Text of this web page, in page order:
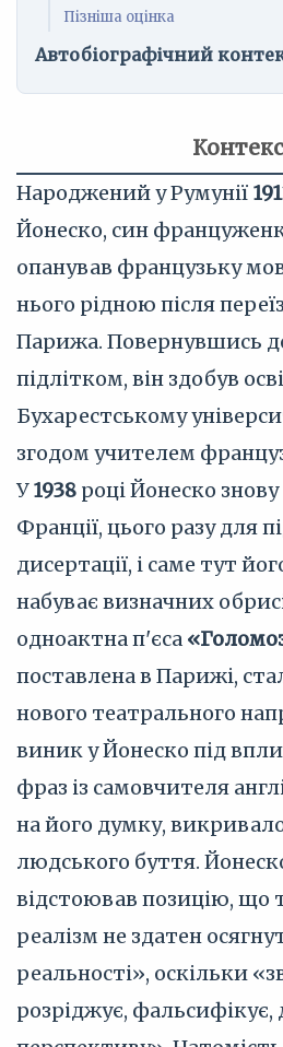
Пізніша оцінка
Автобіографічний
Народжений у Румунії
Йонеско, син
опанував французьку
нього рідною після
Парижа. Повернувшись
підлітком, він здобув
Бухарестському
згодом учителем
У1938 році Йонеско
Франції, цього разу для
дисертації, і саме тут
набуває визначних
одноактна п'єса
поставлена в Парижі,
нового театрального
виник у Йонеско під
фраз із самовчителя
на його думку, викривало
людського буття.
відстоював позицію, що
реалізм не здатен
реальності», оскільки
розріджує,